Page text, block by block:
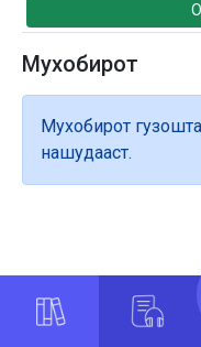
Мухобирот
Мухобирот
нашудааст.